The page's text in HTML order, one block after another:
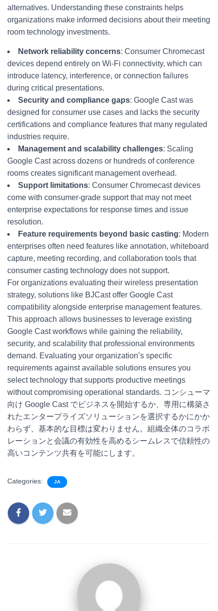
alternatives. Understanding these constraints helps
organizations make informed decisions about their meeting
room technology investments.
Network reliability concerns: Consumer Chromecast
devices depend entirely on Wi-Fi connectivity, which can
introduce latency, interference, or connection failures
during critical presentations.
Security and compliance gaps: Google Cast was
designed for consumer use cases and lacks the security
certifications and compliance features that many regulated
industries require.
Management and scalability challenges: Scaling
Google Cast across dozens or hundreds of conference
rooms creates significant management overhead.
Support limitations: Consumer Chromecast devices
come with consumer-grade support that may not meet
enterprise expectations for response times and issue
resolution.
Feature requirements beyond basic casting: Modern
enterprises often need features like annotation, whiteboard
capture, meeting recording, and collaboration tools that
consumer casting technology does not support.
For organizations evaluating their wireless presentation
strategy, solutions like BJCast offer Google Cast
compatibility alongside enterprise management features.
This approach allows businesses to leverage existing
Google Cast workflows while gaining the reliability,
security, and scalability that professional environments
demand. Evaluating your organization’s specific
requirements against available solutions ensures you
select technology that supports productive meetings
without compromising operational standards. コンシューマ
向け Google Cast でビジネスを開始するか、専用に構築さ
れたエンタープライズソリューションを選択するかにかか
わらず、基本的な目標は変わりません。組織全体のコラボ
レーションと会議の有効性を高めるシームレスで信頼性の
高いコンテンツ共有を可能にします。
Categories: JA